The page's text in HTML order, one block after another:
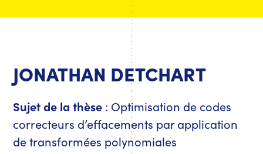
JONATHAN DETCHART
Sujet de la thèse : Optimisation de codes
correcteurs d’effacements par application
de transformées polynomiales